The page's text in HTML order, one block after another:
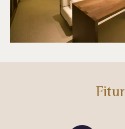
Fitur